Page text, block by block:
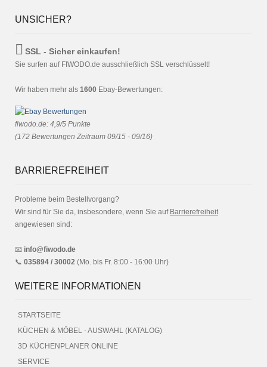
UNSICHER?
SSL - Sicher einkaufen!
Sie surfen auf FIWODO.de ausschließlich SSL verschlüsselt!
Wir haben mehr als 1600 Ebay-Bewertungen:
fiwodo.de: 4,9/5 Punkte
(172 Bewertungen Zeitraum 09/15 - 09/16)
BARRIEREFREIHEIT
Probleme beim Bestellvorgang?
Wir sind für Sie da, insbesondere, wenn Sie auf Barrierefreiheit
angewiesen sind:
📧 info@fiwodo.de
📞 035894 / 30002 (Mo. bis Fr. 8:00 - 16:00 Uhr)
WEITERE INFORMATIONEN
STARTSEITE
KÜCHEN & MÖBEL - AUSWAHL (KATALOG)
3D KÜCHENPLANER ONLINE
SERVICE